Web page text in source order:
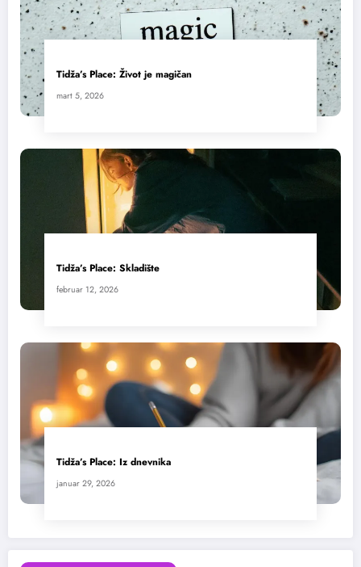
Tidža’s Place: Život je magičan
mart 5, 2026
Tidža’s Place: Skladište
februar 12, 2026
Tidža’s Place: Iz dnevnika
januar 29, 2026